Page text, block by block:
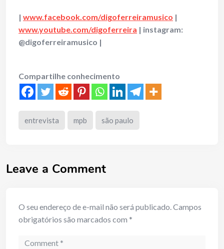
| www.facebook.com/digoferreiramusico |
www.youtube.com/digoferreira | instagram:
@digoferreiramusico |
Compartilhe conhecimento
entrevista mpb são paulo
Leave a Comment
O seu endereço de e-mail não será publicado.Campos
obrigatórios são marcados com *
Comment